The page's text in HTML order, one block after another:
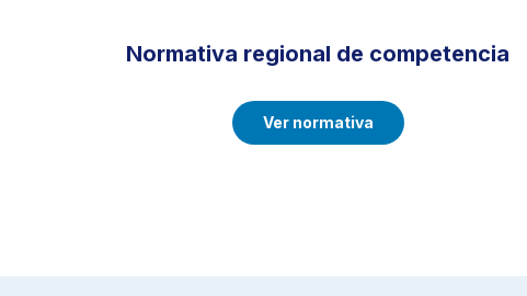
Normativa regional de competencia
Ver normativa